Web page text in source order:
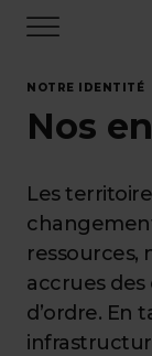
contenu
NOTRE IDENTITÉ
Nos
Les
ressources,
accrues
d’ordre. En